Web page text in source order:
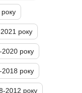
року
року
року
2012 року